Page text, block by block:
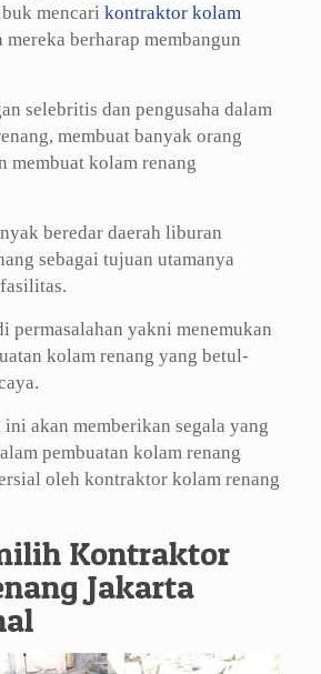
mencari kontraktor kolam
mereka berharap membangun
selebritis dan pengusaha dalam
membuat banyak orang
membuat kolam renang
beredar daerah liburan
sebagai tujuan utamanya
permasalahan yakni menemukan
kolam renang yang betul-
akan memberikan segala yang
pembuatan kolam renang
oleh kontraktor kolam renang
Kontraktor
Jakarta